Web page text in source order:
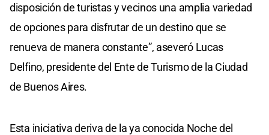
disposición de turistas y vecinos una amplia variedad
de opciones para disfrutar de un destino que se
renueva de manera constante”, aseveró Lucas
Delfino, presidente del Ente de Turismo de la Ciudad
de Buenos Aires.
Esta iniciativa deriva de la ya conocida Noche del